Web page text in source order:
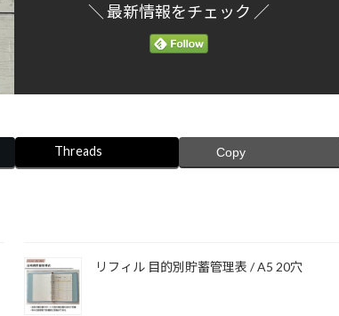
＼ 最新情報をチェック ／
Threads Copy
リフィル 目的別貯蓄管理表 / A5 20穴